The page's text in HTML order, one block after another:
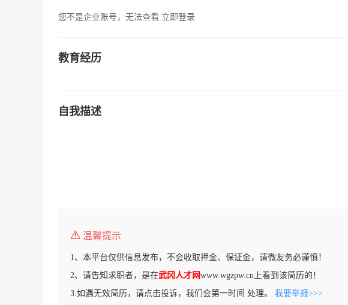
您不是企业账号，无法查看 立即登录
教育经历
自我描述
温馨提示
1、本平台仅供信息发布，不会收取押金、保证金，请微友务必谨慎！
2、请告知求职者，是在武冈人才网www.wgzpw.cn上看到该简历的！
3.如遇无效简历，请点击投诉，我们会第一时间 处理。 我要举报>>>